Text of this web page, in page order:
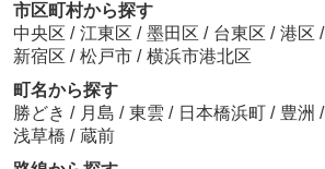
市区町村から探す
中央区 / 江東区 / 墨田区 / 台東区 / 港区 /
新宿区 / 松戸市 / 横浜市港北区
町名から探す
勝どき / 月島 / 東雲 / 日本橋浜町 / 豊洲 /
浅草橋 / 蔵前